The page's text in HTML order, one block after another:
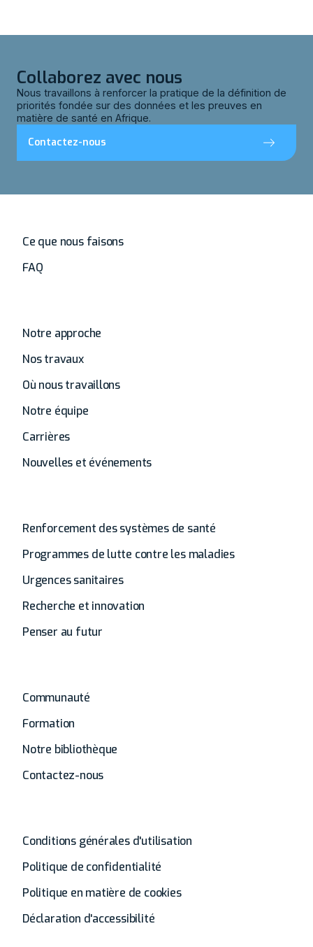
Collaborez avec nous
Nous travaillons à renforcer la pratique de la définition de
priorités fondée sur des données et les preuves en
matière de santé en Afrique.
Contactez-nous
Ce que nous faisons
FAQ
Notre approche
Nos travaux
Où nous travaillons
Notre équipe
Carrières
Nouvelles et événements
Renforcement des systèmes de santé
Programmes de lutte contre les maladies
Urgences sanitaires
Recherche et innovation
Penser au futur
Communauté
Formation
Notre bibliothèque
Contactez-nous
Conditions générales d'utilisation
Politique de confidentialité
Politique en matière de cookies
Déclaration d'accessibilité